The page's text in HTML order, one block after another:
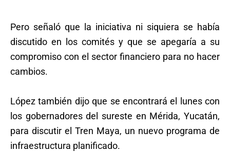
Pero señaló que la iniciativa ni siquiera se había
discutido en los comités y que se apegaría a su
compromiso con el sector financiero para no hacer
cambios.
López también dijo que se encontrará el lunes con
los gobernadores del sureste en Mérida, Yucatán,
para discutir el Tren Maya, un nuevo programa de
infraestructura planificado.